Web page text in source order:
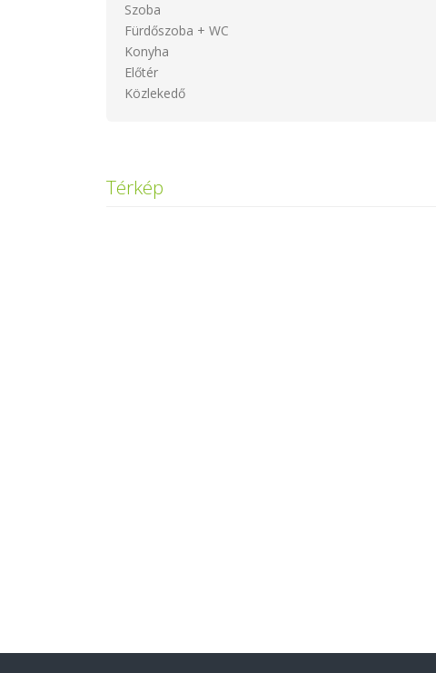
Szoba
Fürdőszoba + WC
Konyha
Előtér
Közlekedő
Térkép